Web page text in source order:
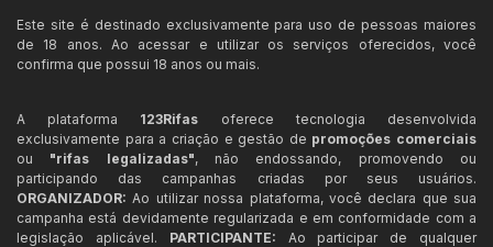
Este site é destinado exclusivamente para uso de pessoas maiores
de 18 anos. Ao acessar e utilizar os serviços oferecidos, você
confirma que possui 18 anos ou mais.
A plataforma 123Rifas oferece tecnologia desenvolvida
exclusivamente para a criação e gestão de promoções comerciais
ou "rifas legalizadas", não endossando, promovendo ou
participando das campanhas criadas por seus usuários.
ORGANIZADOR: Ao utilizar nossa plataforma, você declara que sua
campanha está devidamente regularizada e em conformidade com a
legislação aplicável. PARTICIPANTE: Ao participar de qualquer